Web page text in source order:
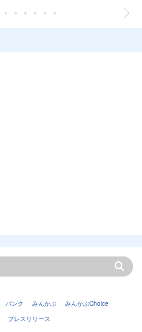
バンク みんかぶ
みんかぶChoice
プレスリリース